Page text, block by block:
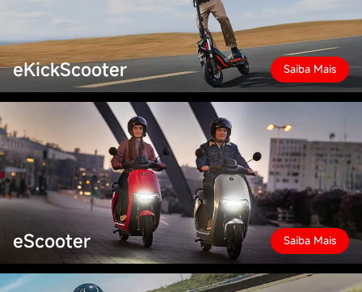
eKickScooter Saiba Mais
eScooter Saiba Mais